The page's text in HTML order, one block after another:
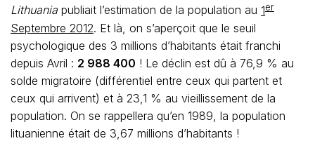
Lithuania publiait l’estimation de la population au 1er
Septembre 2012. Et là, on s’aperçoit que le seuil
psychologique des 3 millions d’habitants était franchi
depuis Avril : 2 988 400 ! Le déclin est dû à 76,9 % au
solde migratoire (différentiel entre ceux qui partent et
ceux qui arrivent) et à 23,1 % au vieillissement de la
population. On se rappellera qu’en 1989, la population
lituanienne était de 3,67 millions d’habitants !